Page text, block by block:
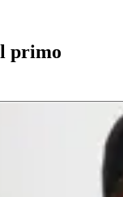
primo